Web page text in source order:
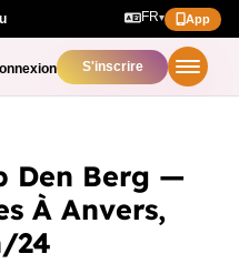
FR▾ App
S'inscrire
Den Berg —
À Anvers,
24